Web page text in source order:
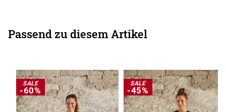
Passend zu diesem Artikel
SALE
-60%
SALE
-45%